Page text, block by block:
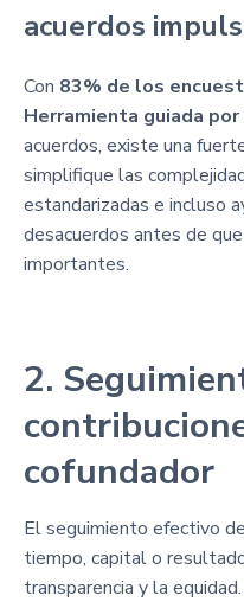
acuerdos
Con 83% de los
Herramienta guiada por
acuerdos, existe una
simplifique las
estandarizadas e incluso
desacuerdos antes de
importantes.
2.
cofundador
El seguimiento efectivo
tiempo, capital o
transparencia y la